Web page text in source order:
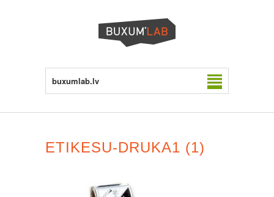
buxumlab.lv
ETIKESU-DRUKA1 (1)